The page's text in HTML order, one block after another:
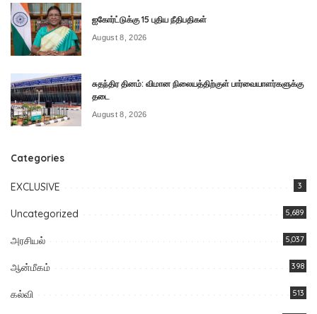
ஐகோர்ட்டுக்கு 15 புதிய நீதிபதிகள்
August 8, 2026
சுதந்திர தினம்: விமான நிலையத்திற்குள் பார்வையாளர்களுக்கு
தடை
August 8, 2026
Categories
EXCLUSIVE 3
Uncategorized 5,689
அரசியல் 5,037
ஆன்மீகம் 398
கல்வி 513